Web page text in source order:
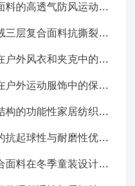
料的高透气防风运动服
三层复合面料抗撕裂与
户外风衣和夹克中的应
户外运动服饰中的保暖
构的功能性家居纺织品
抗起球性与耐磨性优化
面料在冬季童装设计中